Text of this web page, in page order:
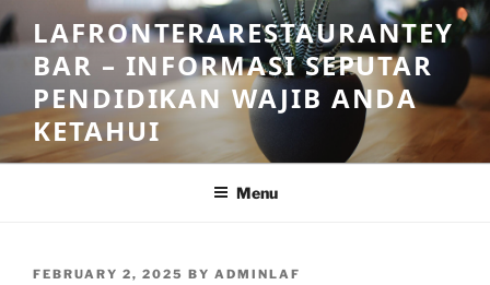
Skip
to
content
LAFRONTERARESTAURANTEY
BAR – INFORMASI SEPUTAR
PENDIDIKAN WAJIB ANDA
KETAHUI
Menu
POSTED
FEBRUARY 2, 2025 BY ADMINLAF